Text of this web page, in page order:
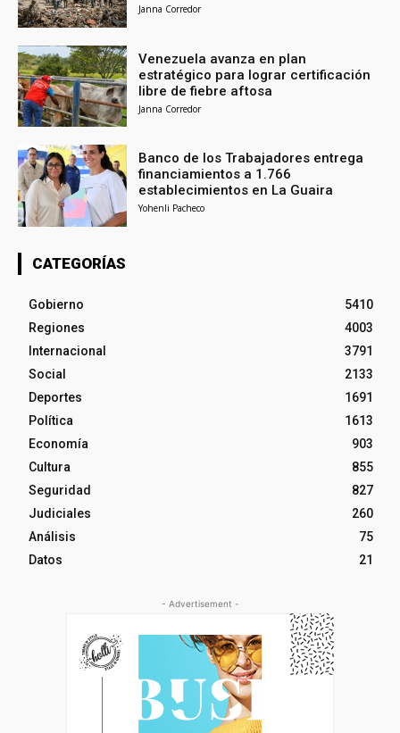
Janna Corredor
Venezuela avanza en plan
estratégico para lograr certificación
libre de fiebre aftosa
Janna Corredor
Banco de los Trabajadores entrega
financiamientos a 1.766
establecimientos en La Guaira
Yohenli Pacheco
CATEGORÍAS
Gobierno
5410
Regiones
4003
Internacional
3791
Social
2133
Deportes
1691
Política
1613
Economía
903
Cultura
855
Seguridad
827
Judiciales
260
Análisis
75
Datos
21
- Advertisement -